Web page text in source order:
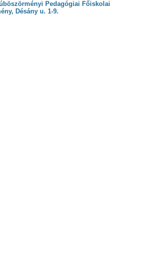
Pedagógiai Főiskolai
Désány u. 1-9.